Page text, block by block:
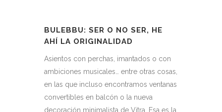
BULEBBU: SER O NO SER, HE
AHÍ LA ORIGINALIDAD
Asientos con perchas, imantados o con
ambiciones musicales… entre otras cosas,
en las que incluso encontramos ventanas
convertibles en balcón o la nueva
decoración minimalista de Vitra. Esa es la